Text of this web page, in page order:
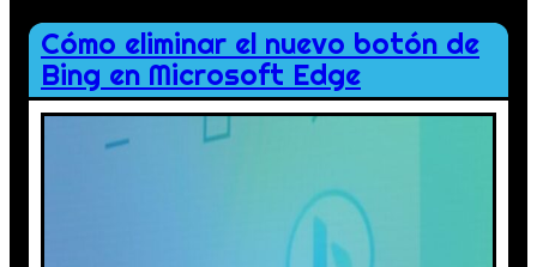
Cómo eliminar el nuevo botón de
Bing en Microsoft Edge